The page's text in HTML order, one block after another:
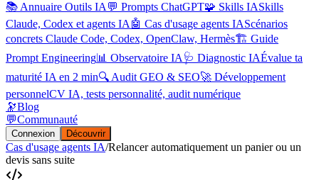
📚 Annuaire Outils IA 💬 Prompts ChatGPT🧩 Skills IASkills
Claude, Codex et agents IA 🤖 Cas d'usage agents IAScénarios
concrets Claude Code, Codex, OpenClaw, Hermès🏗️ Guide
Prompt Engineering📊 Observatoire IA 🩺 Diagnostic IAÉvalue ta
maturité IA en 2 min🔍 Audit GEO & SEO🚀 Développement
personnelCV IA, tests personnalité, audit numérique
🔭Blog
💬Communauté
Connexion Découvrir
Cas d'usage agents IA/Relancer automatiquement un panier ou un
devis sans suite